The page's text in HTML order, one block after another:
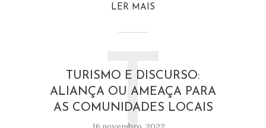
LER MAIS
TURISMO E DISCURSO:
ALIANÇA OU AMEAÇA PARA
AS COMUNIDADES LOCAIS
T